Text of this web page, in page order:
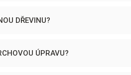
DŘEVINU?
ÚPRAVU?